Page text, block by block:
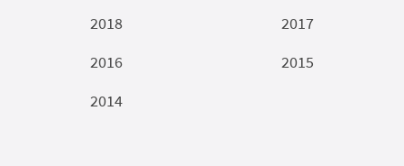
2018
2017
2016
2015
2014